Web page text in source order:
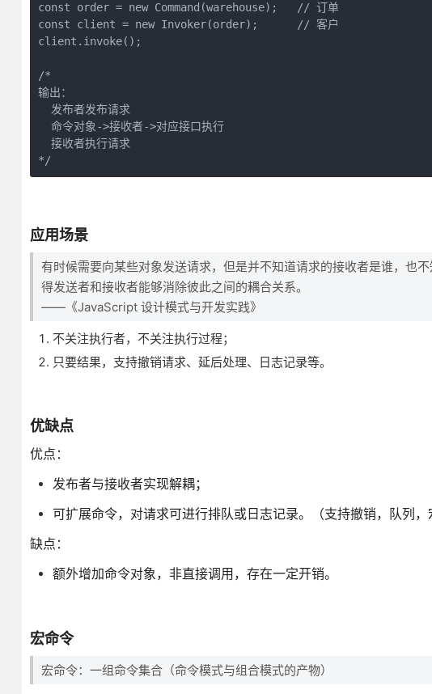
const order = new Command(warehouse);   // 订单
const client = new Invoker(order);      // 客户
client.invoke();
/*
输出：
  发布者发布请求
  命令对象->接收者->对应接口执行
  接收者执行请求
*/
应用场景
有时候需要向某些对象发送请求，但是并不知道请求的接收者是谁，也
得发送者和接收者能够消除彼此之间的耦合关系。
——《JavaScript 设计模式与开发实践》
不关注执行者，不关注执行过程；
只要结果，支持撤销请求、延后处理、日志记录等。
优缺点
优点：
发布者与接收者实现解耦；
可扩展命令，对请求可进行排队或日志记录。（支持撤销，队列，
缺点：
额外增加命令对象，非直接调用，存在一定开销。
宏命令
宏命令：一组命令集合（命令模式与组合模式的产物）